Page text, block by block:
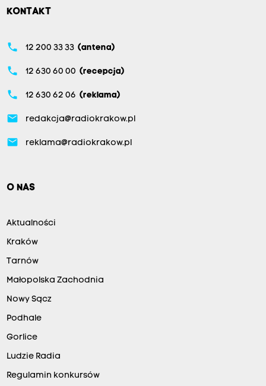
KONTAKT
phone 12 200 33 33 (antena)
phone 12 630 60 00 (recepcja)
phone 12 630 62 06 (reklama)
email redakcja@radiokrakow.pl
email reklama@radiokrakow.pl
O NAS
Aktualności
Kraków
Tarnów
Małopolska Zachodnia
Nowy Sącz
Podhale
Gorlice
Ludzie Radia
Regulamin konkursów